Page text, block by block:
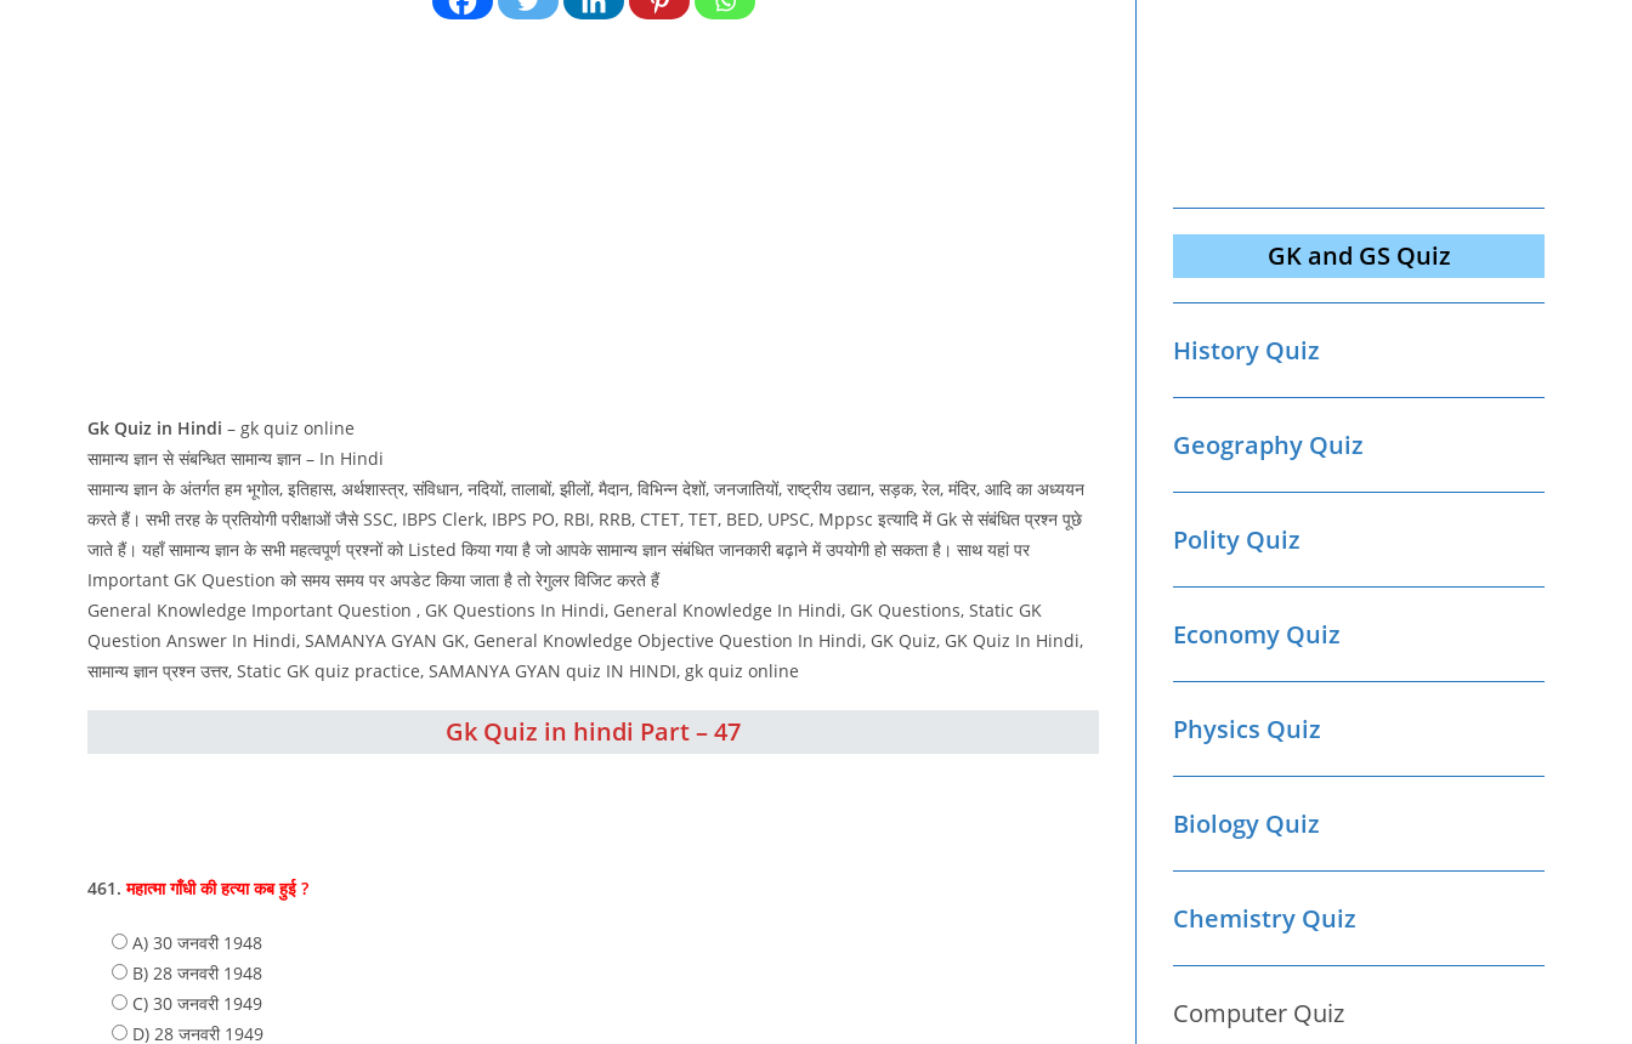
Gk Quiz in Hindi – gk quiz online
सामान्य ज्ञान से संबन्धित सामान्य ज्ञान – In Hindi
सामान्य ज्ञान के अंतर्गत हम भूगोल, इतिहास, अर्थशास्त्र, संविधान, नदियों, तालाबों, झीलों, मैदान, विभिन्न देशों, जनजातियों, राष्ट्रीय उद्यान, सड़क, रेल, मंदिर, आदि का अध्ययन
करते हैं। सभी तरह के प्रतियोगी परीक्षाओं जैसे SSC, IBPS Clerk, IBPS PO, RBI, RRB, CTET, TET, BED, UPSC, Mppsc इत्यादि में Gk से संबंधित प्रश्न पूछे
जाते हैं। यहाँ सामान्य ज्ञान के सभी महत्वपूर्ण प्रश्नों को Listed किया गया है जो आपके सामान्य ज्ञान संबंधित जानकारी बढ़ाने में उपयोगी हो सकता है। साथ यहां पर
Important GK Question को समय समय पर अपडेट किया जाता है तो रेगुलर विजिट करते हैं
General Knowledge Important Question , GK Questions In Hindi, General Knowledge In Hindi, GK Questions, Static GK
Question Answer In Hindi, SAMANYA GYAN GK, General Knowledge Objective Question In Hindi, GK Quiz, GK Quiz In Hindi,
सामान्य ज्ञान प्रश्न उत्तर, Static GK quiz practice, SAMANYA GYAN quiz IN HINDI, gk quiz online
Gk Quiz in hindi Part – 47
461.महात्मा गाँधी की हत्‍या कब हुई ?
A) 30 जनवरी 1948
B) 28 जनवरी 1948
C) 30 जनवरी 1949
D) 28 जनवरी 1949
GK and GS Quiz
History Quiz
Geography Quiz
Polity Quiz
Economy Quiz
Physics Quiz
Biology Quiz
Chemistry Quiz
Computer Quiz